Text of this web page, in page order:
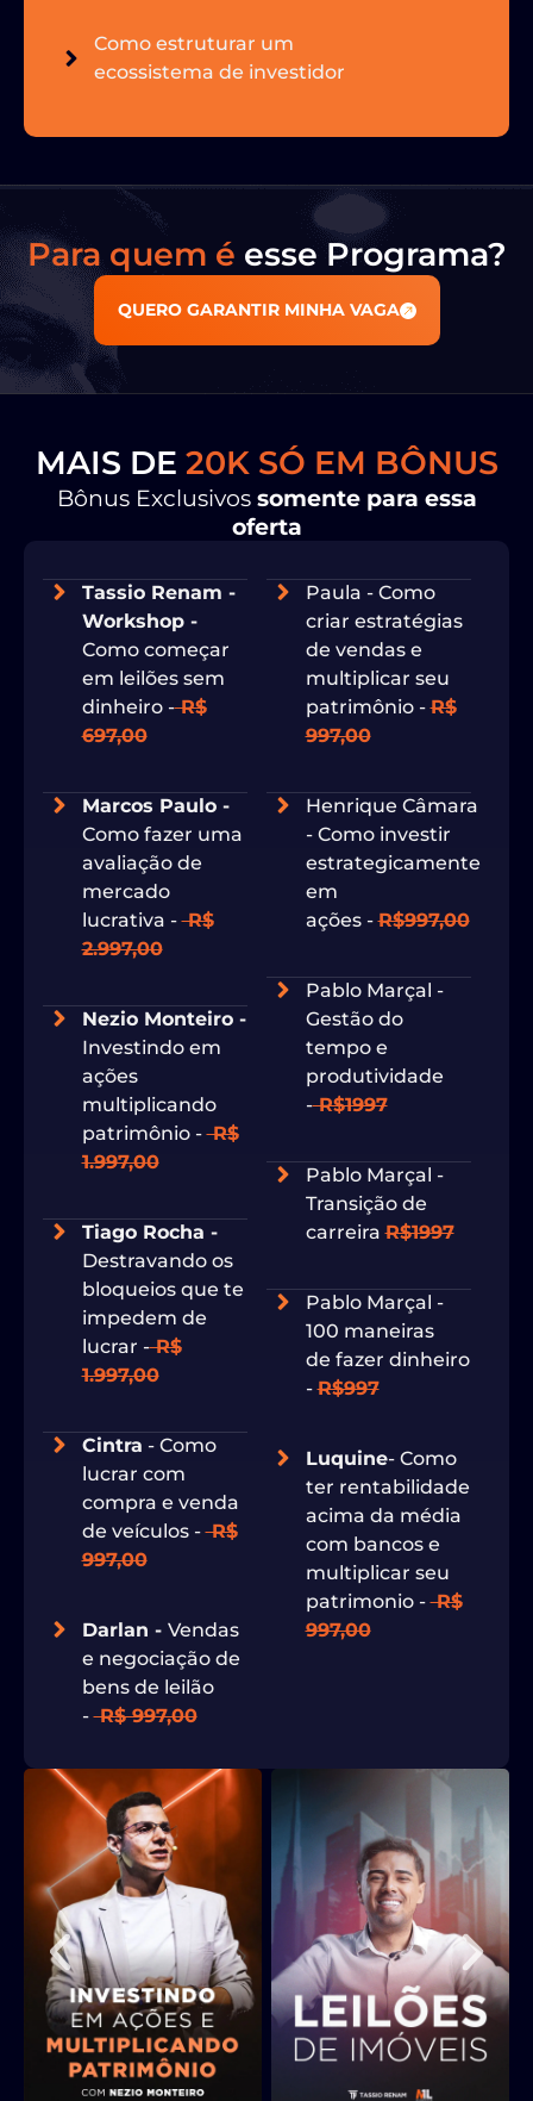
Como estruturar um
ecossistema de investidor
Para quem é esse Programa?
QUERO GARANTIR MINHA VAGA
MAIS DE 20K SÓ EM BÔNUS
Bônus Exclusivos somente para essa
oferta
Tassio Renam -
Workshop -
Como começar
em leilões sem
dinheiro -R$
697,00
Marcos Paulo -
Como fazer uma
avaliação de
mercado
lucrativa -R$
2.997,00
Nezio Monteiro -
Investindo em
ações
multiplicando
patrimônio -R$
1.997,00
Tiago Rocha -
Destravando os
bloqueios que te
impedem de
lucrar -R$
1.997,00
Cintra - Como
lucrar com
compra e venda
de veículos -R$
997,00
Darlan - Vendas
e negociação de
bens de leilão
-R$ 997,00
Paula - Como
criar estratégias
de vendas e
multiplicar seu
patrimônio -R$
997,00
Henrique Câmara
- Como investir
estrategicamente
em
ações -R$997,00
Pablo Marçal -
Gestão do
tempo e
produtividade
-R$1997
Pablo Marçal -
Transição de
carreiraR$1997
Pablo Marçal -
100 maneiras
de fazer dinheiro
-R$997
Luquine- Como
ter rentabilidade
acima da média
com bancos e
multiplicar seu
patrimonio -R$
997,00